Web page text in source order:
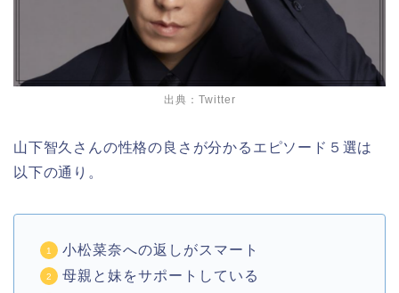
出典：Twitter
山下智久さんの性格の良さが分かるエピソード５選は
以下の通り。
小松菜奈への返しがスマート
母親と妹をサポートしている